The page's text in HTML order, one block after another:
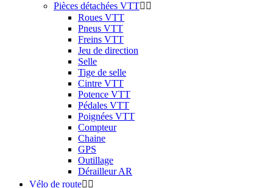
Pièces détachées VTT 
Roues VTT
Pneus VTT
Freins VTT
Jeu de direction
Selle
Tige de selle
Cintre VTT
Potence VTT
Pédales VTT
Poignées VTT
Compteur
Chaine
GPS
Outillage
Dérailleur AR
Vélo de route 